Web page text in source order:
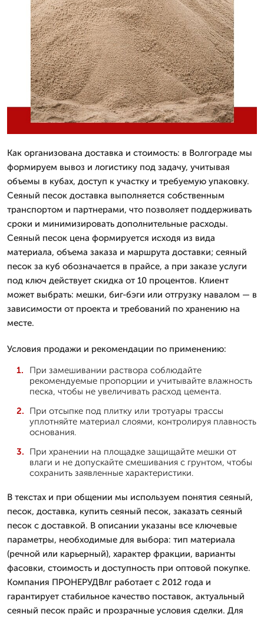
Как организована доставка и стоимость: в Волгограде мы
формируем вывоз и логистику под задачу, учитывая
объемы в кубах, доступ к участку и требуемую упаковку.
Сеяный песок доставка выполняется собственным
транспортом и партнерами, что позволяет поддерживать
сроки и минимизировать дополнительные расходы.
Сеяный песок цена формируется исходя из вида
материала, объема заказа и маршрута доставки; сеяный
песок за куб обозначается в прайсе, а при заказе услуги
под ключ действует скидка от 10 процентов. Клиент
может выбрать: мешки, биг-бэги или отгрузку навалом — в
зависимости от проекта и требований по хранению на
месте.
Условия продажи и рекомендации по применению:
При замешивании раствора соблюдайте
рекомендуемые пропорции и учитывайте влажность
песка, чтобы не увеличивать расход цемента.
При отсыпке под плитку или тротуары трассы
уплотняйте материал слоями, контролируя плавность
основания.
При хранении на площадке защищайте мешки от
влаги и не допускайте смешивания с грунтом, чтобы
сохранить заявленные характеристики.
В текстах и при общении мы используем понятия сеяный,
песок, доставка, купить сеяный песок, заказать сеяный
песок с доставкой. В описании указаны все ключевые
параметры, необходимые для выбора: тип материала
(речной или карьерный), характер фракции, варианты
фасовки, стоимость и доступность при оптовой покупке.
Компания ПРОНЕРУДВлг работает с 2012 года и
гарантирует стабильное качество поставок, актуальный
сеяный песок прайс и прозрачные условия сделки. Для